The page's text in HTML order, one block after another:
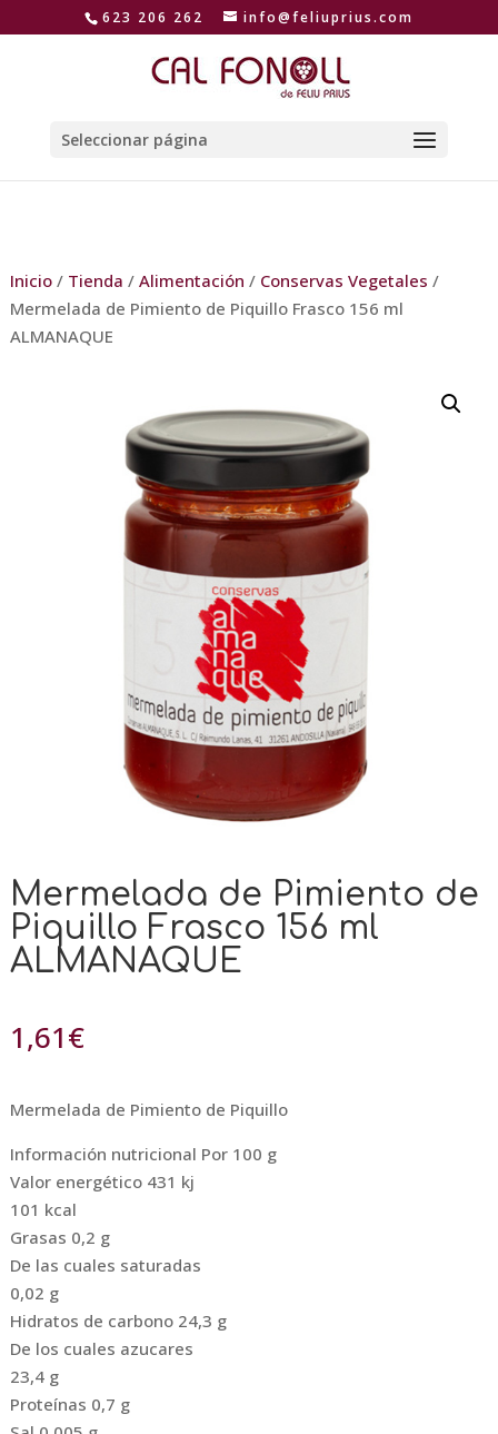
623 206 262 info@feliuprius.com
Seleccionar página
Inicio/ Tienda / Alimentación / Conservas Vegetales /
Mermelada de Pimiento de Piquillo Frasco 156 ml
ALMANAQUE
Mermelada de Pimiento de
Piquillo Frasco 156 ml
ALMANAQUE
1,61€
Mermelada de Pimiento de Piquillo
Información nutricional Por 100 g
Valor energético 431 kj
101 kcal
Grasas 0,2 g
De las cuales saturadas
0,02 g
Hidratos de carbono 24,3 g
De los cuales azucares
23,4 g
Proteínas 0,7 g